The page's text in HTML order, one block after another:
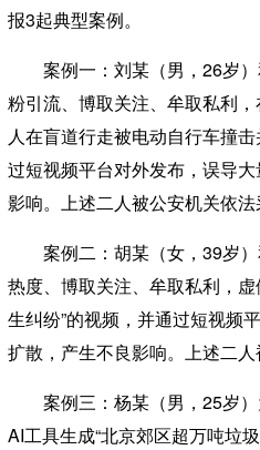
报3起典型案例。
案例一： 刘某（男，26岁
粉引流、博取关注、牟取私利
人在盲道行走被电动自行车撞
过短视频平台对外发布，误导
影响。上述二人被公安机关依法
案例二： 胡某（女，39岁
热度、博取关注、牟取私利，
生纠纷”的视频，并通过短视频
扩散，产生不良影响。上述二人
案例三： 杨某（男，25岁
AI工具生成“北京郊区超万吨垃